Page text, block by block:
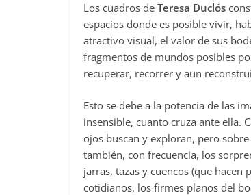
Los cuadros de Teresa Duclós
espacios donde es posible vivir,
atractivo visual, el valor de sus
fragmentos de mundos posibles
recuperar, recorrer y aun
Esto se debe a la potencia de las
insensible, cuanto cruza ante ella.
ojos buscan y exploran, pero
también, con frecuencia, los
jarras, tazas y cuencos (que
cotidianos, los firmes planos del